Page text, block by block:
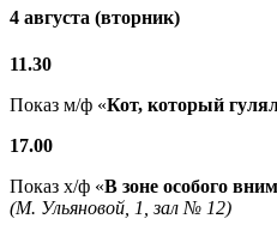
4 августа (вторник)
11.30
Показ м/ф «Кот, который
17.00
Показ х/ф «В зоне особого
(М. Ульяновой, 1, зал № 12)